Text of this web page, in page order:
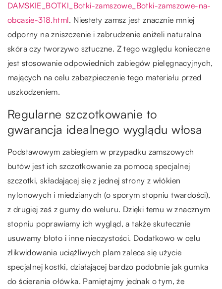
DAMSKIE_BOTKI_Botki-zamszowe_Botki-zamszowe-na-
obcasie-318.html. Niestety zamsz jest znacznie mniej
odporny na zniszczenie i zabrudzenie aniżeli naturalna
skóra czy tworzywo sztuczne. Z tego względu konieczne
jest stosowanie odpowiednich zabiegów pielęgnacyjnych,
mających na celu zabezpieczenie tego materiału przed
uszkodzeniem.
Regularne szczotkowanie to
gwarancja idealnego wyglądu włosa
Podstawowym zabiegiem w przypadku zamszowych
butów jest ich szczotkowanie za pomocą specjalnej
szczotki, składającej się z jednej strony z włókien
nylonowych i miedzianych (o sporym stopniu twardości),
z drugiej zaś z gumy do weluru. Dzięki temu w znacznym
stopniu poprawiamy ich wygląd, a także skutecznie
usuwamy błoto i inne nieczystości. Dodatkowo w celu
zlikwidowania uciążliwych plam zaleca się użycie
specjalnej kostki, działającej bardzo podobnie jak gumka
do ścierania ołówka. Pamiętajmy jednak o tym, że